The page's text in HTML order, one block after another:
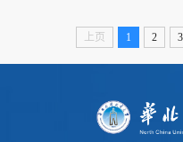
上页 1 2 3